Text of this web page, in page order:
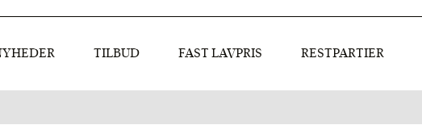
TILBUD FAST LAVPRIS RESTPARTIER